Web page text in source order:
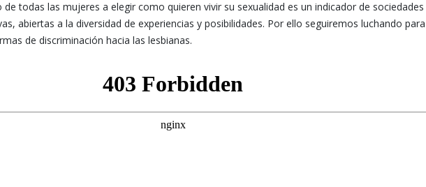
de todas las mujeres a elegir como quieren vivir su sexualidad es un indicador de sociedades
abiertas a la diversidad de experiencias y posibilidades. Por ello seguiremos luchando para
de discriminación hacia las lesbianas.